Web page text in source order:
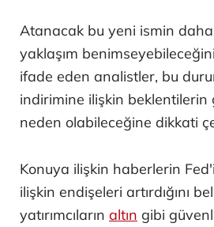
Atanacak bu yeni ismin
yaklaşım
ifade eden analistler, bu
indirimine ilişkin beklentilerin
neden olabileceğine dikkati
Konuya ilişkin haberlerin
ilişkin endişeleri artırdığını
yatırımcıların altın gibi